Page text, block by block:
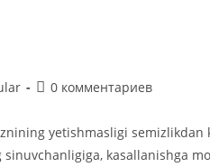
Комментарии
записи:
0 комментариев
yetishmasligi semizlikdan
kasallanishga